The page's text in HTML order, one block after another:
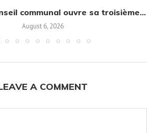
communal ouvre sa troisième...
August 6, 2026
A COMMENT